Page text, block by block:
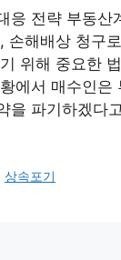
응 전략 부동산
해배상 청구
위해 중요한
에서 매수인
을 파기하겠다
상속포기